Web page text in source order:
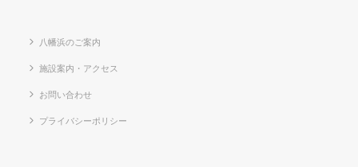
八幡浜のご案内
施設案内・アクセス
お問い合わせ
プライバシーポリシー